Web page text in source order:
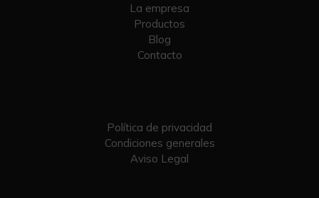
La empresa
Productos
Blog
Contacto
Política de privacidad
Condiciones generales
Aviso Legal